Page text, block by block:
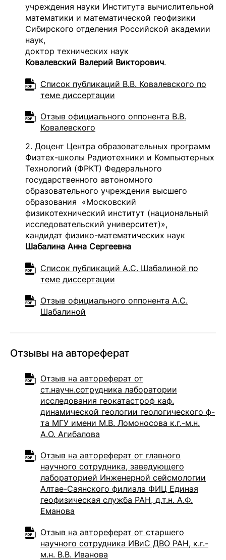
учреждения науки Института вычислительной
математики и математической геофизики
Сибирского отделения Российской академии
наук,
доктор технических наук
Ковалевский Валерий Викторович.
Список публикаций В.В. Ковалевского по
теме диссертации
Отзыв официального оппонента В.В.
Ковалевского
2. Доцент Центра образовательных программ
Физтех-школы Радиотехники и Компьютерных
Технологий (ФРКТ) Федерального
государственного автономного
образовательного учреждения высшего
образования «Московский
физикотехнический институт (национальный
исследовательский университет)»,
кандидат физико-математических наук
Шабалина Анна Сергеевна
Список публикаций А.С. Шабалиной по
теме диссертации
Отзыв официального оппонента А.С.
Шабалиной
Отзывы на автореферат
Отзыв на автореферат от
ст.научн.сотрудника лаборатории
исследования геокатастроф каф.
динамической геологии геологического ф-
та МГУ имени М.В. Ломоносова к.г.-м.н.
А.О. Агибалова
Отзыв на автореферат от главного
научного сотрудника, заведующего
лабораторией Инженерной сейсмологии
Алтае-Саянского филиала ФИЦ Единая
геофизическая служба РАН, д.т.н. А.Ф.
Еманова
Отзыв на автореферат от старшего
научного сотрудника ИВиС ДВО РАН, к.г.-
м.н. В.В. Иванова